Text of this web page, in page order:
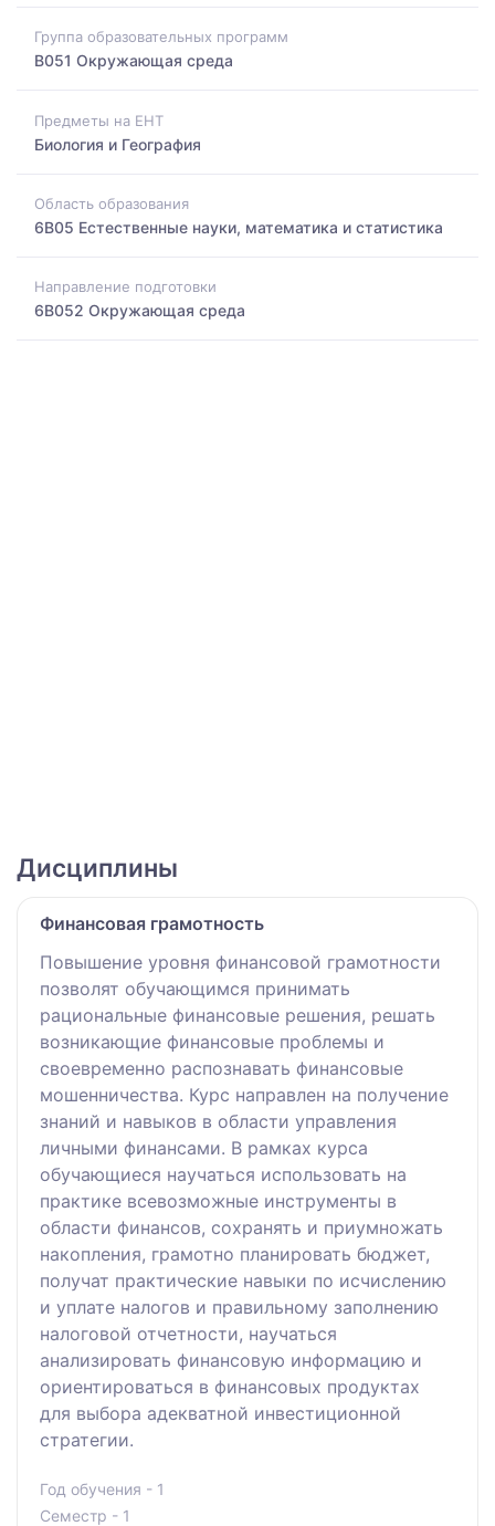
Группа образовательных программ
B051 Окружающая среда
Предметы на ЕНТ
Биология и География
Область образования
6B05 Естественные науки, математика и статистика
Направление подготовки
6B052 Окружающая среда
Дисциплины
Финансовая грамотность
Повышение уровня финансовой грамотности
позволят обучающимся принимать
рациональные финансовые решения, решать
возникающие финансовые проблемы и
своевременно распознавать финансовые
мошенничества. Курс направлен на получение
знаний и навыков в области управления
личными финансами. В рамках курса
обучающиеся научаться использовать на
практике всевозможные инструменты в
области финансов, сохранять и приумножать
накопления, грамотно планировать бюджет,
получат практические навыки по исчислению
и уплате налогов и правильному заполнению
налоговой отчетности, научаться
анализировать финансовую информацию и
ориентироваться в финансовых продуктах
для выбора адекватной инвестиционной
стратегии.
Год обучения - 1
Семестр - 1